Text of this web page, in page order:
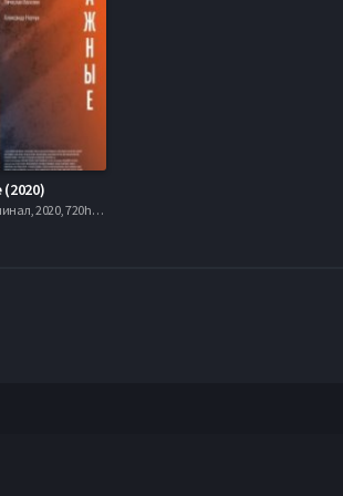
Драма, Криминал, 2020, 720hd, mobilen